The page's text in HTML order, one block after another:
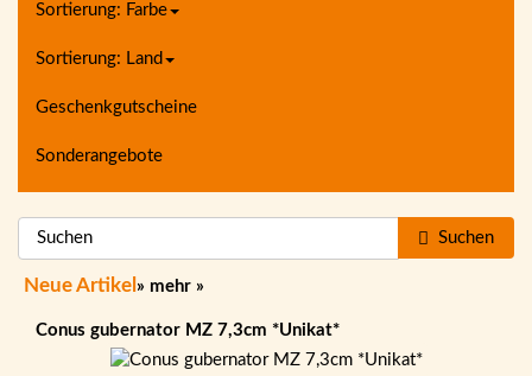
Sortierung: Farbe
Sortierung: Land
Geschenkgutscheine
Sonderangebote
Suchen
Neue Artikel » mehr »
Conus gubernator MZ 7,3cm *Unikat*